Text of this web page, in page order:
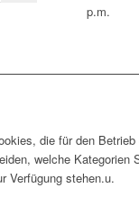
p.m.
die für den
welche Kategorien
Verfügung stehen.u.